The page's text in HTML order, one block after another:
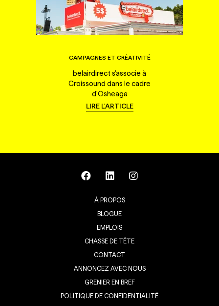
CAMPAGNES ET CRÉATIVITÉ
belairdirect s'associe à
Croissound dans le cadre
d'Osheaga
LIRE L'ARTICLE
À PROPOS
BLOGUE
EMPLOIS
CHASSE DE TÊTE
CONTACT
ANNONCEZ AVEC NOUS
GRENIER EN BREF
POLITIQUE DE CONFIDENTIALITÉ